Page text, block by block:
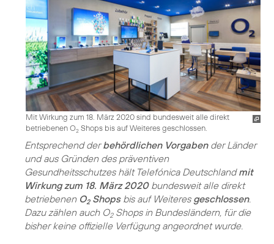
Mit Wirkung zum 18. März 2020 sind bundesweit alle direkt
betriebenen O2 Shops bis auf Weiteres geschlossen.
Entsprechend derbehördlichen Vorgabender Länder
und aus Gründen des präventiven
Gesundheitsschutzes hält Telefónica Deutschlandmit
Wirkung zum 18. März 2020bundesweit alle direkt
betriebenen O2Shopsbis auf Weiteres geschlossen.
Dazu zählen auch O2Shops in Bundesländern, für die
bisher keine offizielle Verfügung angeordnet wurde.